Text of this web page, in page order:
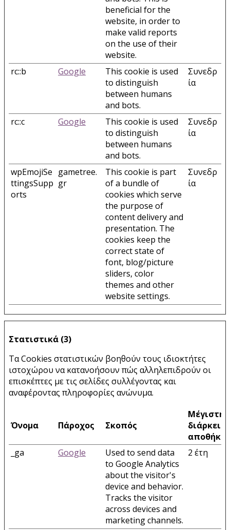
beneficial for the
website, in order to
make valid reports
on the use of their
website.
rc::b
Google
This cookie is used
to distinguish
between humans
and bots.
Συνεδρ
ία
rc::c Google
This cookie is used
to distinguish
between humans
and bots.
Συνεδρ
ία
wpEmojiSe
ttingsSupp
orts
gametree.
gr
This cookie is part
of a bundle of
cookies which serve
the purpose of
content delivery and
presentation. The
cookies keep the
correct state of
font, blog/picture
sliders, color
themes and other
website settings.
Συνεδρ
ία
Στατιστικά (3)
Τα Cookies στατιστικών βοηθούν τους ιδιοκτήτες
ιστοχώρου να κατανοήσουν πώς αλληλεπιδρούν οι
επισκέπτες με τις σελίδες συλλέγοντας και
αναφέροντας πληροφορίες ανώνυμα.
Όνομα Πάροχος Σκοπός
Μέγιστη
διάρκεια
_ga
Google
Used to send data
to Google Analytics
about the visitor's
device and behavior.
Tracks the visitor
across devices and
marketing channels.
2 έτη